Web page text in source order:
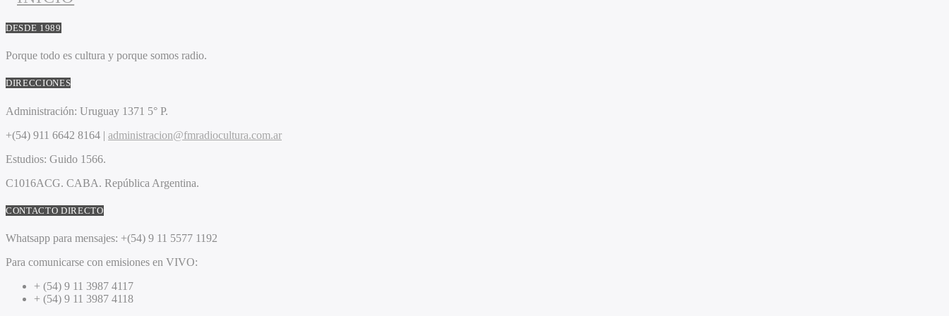
DESDE 1989
Porque todo es cultura y porque somos radio.
DIRECCIONES
Administración: Uruguay 1371 5° P.
+(54) 911 6642 8164 | administracion@fmradiocultura.com.ar
Estudios: Guido 1566.
C1016ACG. CABA. República Argentina.
CONTACTO DIRECTO
Whatsapp para mensajes: +(54) 9 11 5577 1192
Para comunicarse con emisiones en VIVO:
+ (54) 9 11 3987 4117
+ (54) 9 11 3987 4118